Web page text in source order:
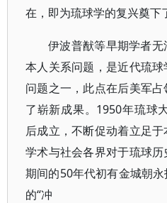
在，即为琉球学的复兴奠下
伊波普猷等早期学者
本人关系问题，是近代琉
问题之一，此点在后美军
了崭新成果。1950年琉球
后成立，不断促动着立足
学术与社会各界对于琉球
期间的50年代初有金城朝
的“冲